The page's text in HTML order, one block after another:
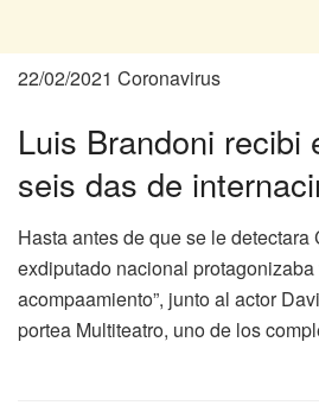
22/02/2021 Coronavirus
Luis Brandoni recibi
seis das de
Hasta antes de que se le
exdiputado nacional protagonizaba
acompaamiento”, junto al actor
portea Multiteatro, uno de los